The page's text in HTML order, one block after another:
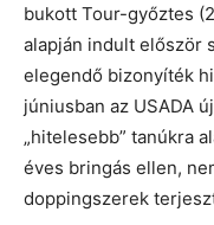
bukott Tour-győztes
alapján indult először
elegendő bizonyíték
júniusban az USADA
„hitelesebb” tanúkra
éves bringás ellen,
doppingszerek